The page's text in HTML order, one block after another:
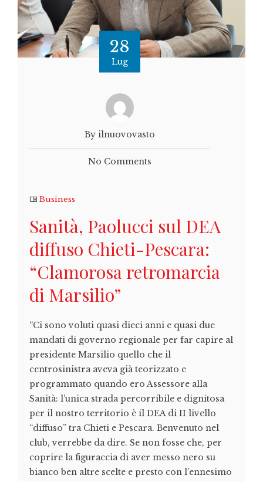
28
Lug
By ilnuovovasto
No Comments
Business
Sanità, Paolucci sul DEA
diffuso Chieti-Pescara:
“Clamorosa retromarcia
di Marsilio”
“Ci sono voluti quasi dieci anni e quasi due
mandati di governo regionale per far capire al
presidente Marsilio quello che il
centrosinistra aveva già teorizzato e
programmato quando ero Assessore alla
Sanità: l’unica strada percorribile e dignitosa
per il nostro territorio è il DEA di II livello
“diffuso” tra Chieti e Pescara. Benvenuto nel
club, verrebbe da dire. Se non fosse che, per
coprire la figuraccia di aver messo nero su
bianco ben altre scelte e presto con l’ennesimo